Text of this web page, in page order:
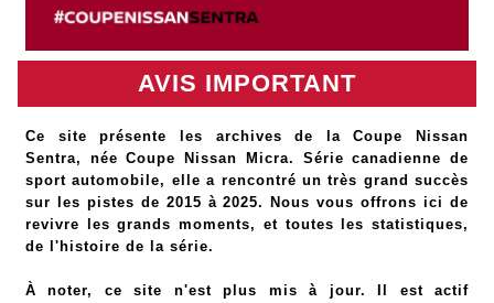
AVIS IMPORTANT
Ce site présente les archives de la Coupe Nissan
Sentra, née Coupe Nissan Micra. Série canadienne de
sport automobile, elle a rencontré un très grand succès
sur les pistes de 2015 à 2025. Nous vous offrons ici de
revivre les grands moments, et toutes les statistiques,
de l'histoire de la série.
À noter, ce site n'est plus mis à jour. Il est actif